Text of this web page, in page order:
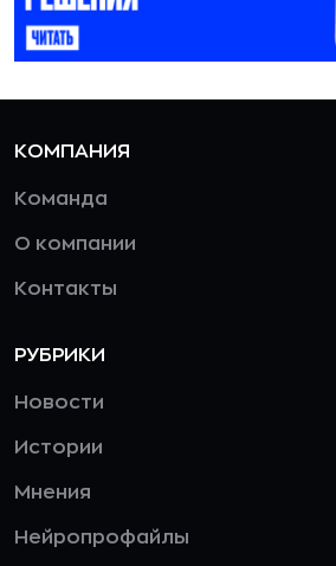
КОМПАНИЯ
Команда
О компании
Контакты
РУБРИКИ
Новости
Истории
Мнения
Нейропрофайлы